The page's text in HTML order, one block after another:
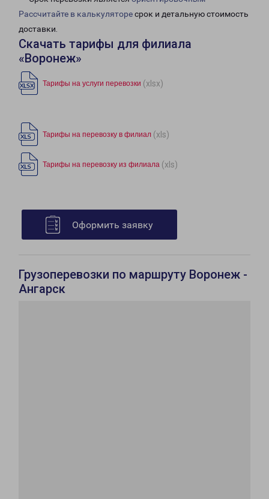
Рассчитайте в калькуляторесрок и детальную стоимость
доставки.
Скачать тарифы для филиала
«Воронеж»
Тарифы на услуги перевозки (xlsx)
Тарифы на перевозку в филиал (xls)
Тарифы на перевозку из филиала (xls)
Оформить заявку
Грузоперевозки по маршруту Воронеж -
Ангарск